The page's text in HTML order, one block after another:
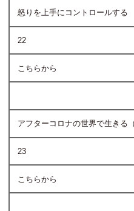
怒りを上手にコントロールする
22
こちらから
アフターコロナの世界で生き
23
こちらから